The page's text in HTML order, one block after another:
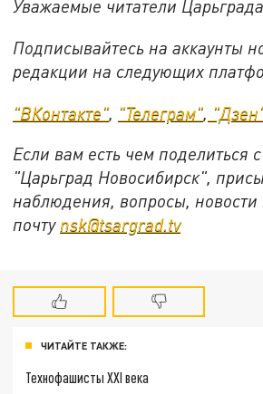
Уважаемые читатели
Подписывайтесь на аккаунты
редакции на следующих
"ВКонтакте", "Телеграм",
Если вам есть чем поделиться
"Царьград Новосибирск",
наблюдения, вопросы, новости
почту nsk@tsargrad.tv
ЧИТАЙТЕ ТАКЖЕ:
Технофашисты XXI века